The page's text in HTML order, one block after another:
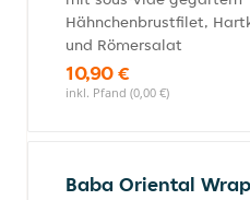
Hähnchenbrustfilet,
und Römersalat
10,90 €
inkl. Pfand (0,00 €)
Baba Oriental